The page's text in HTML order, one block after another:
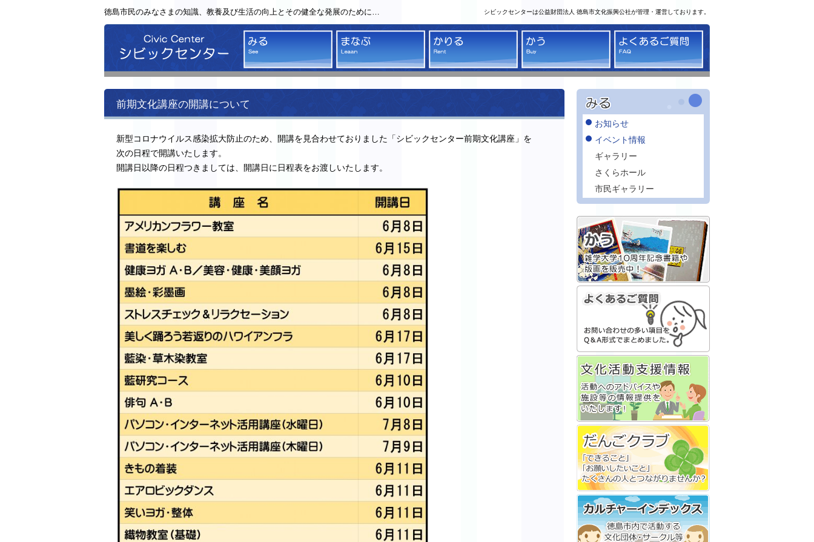
徳島市民のみなさまの知識、教養及び生活の向上とその健全な発展のために… シビックセンターは公益財団法人 徳島市文化振興公社が管理・運営しております。
シビックセンター
みる まなぶ かりる かう
前期文化講座の開講について
新型コロナウイルス感染拡大防止のため、開講を見合わせておりました「シビックセンター前期文化講座」を
次の日程で開講いたします。
開講日以降の日程つきましては、開講日に日程表をお渡しいたします。
お知らせ
イベント情報
ギャラリー
さくらホール
市民ギャラリー